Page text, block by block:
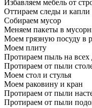
Избавляем мебель от
Оттираем следы и капли
Собираем мусор
Меняем пакеты в
Моем грязную посуду в
Моем плиту
Протираем пыль на
Протираем от пыли
Моем стол и стулья
Моем раковину и кран
Протираем от пыли
Протираем от пыли